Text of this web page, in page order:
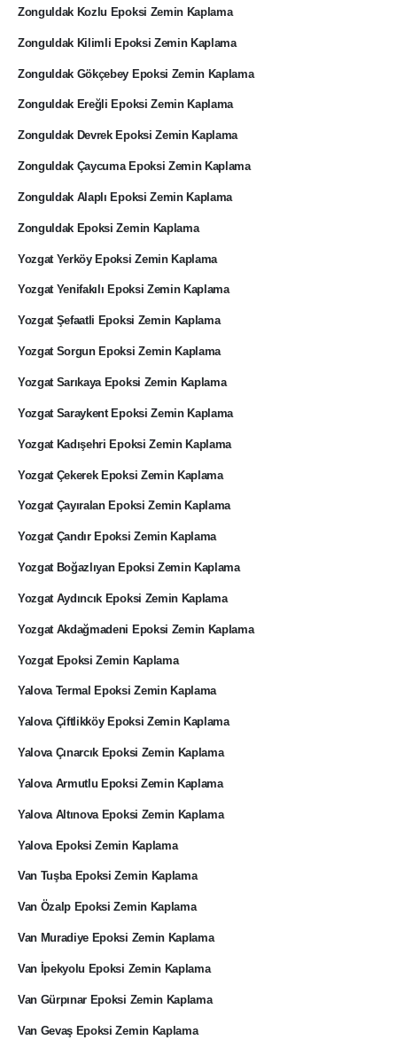
Zonguldak Kozlu Epoksi Zemin Kaplama
Zonguldak Kilimli Epoksi Zemin Kaplama
Zonguldak Gökçebey Epoksi Zemin Kaplama
Zonguldak Ereğli Epoksi Zemin Kaplama
Zonguldak Devrek Epoksi Zemin Kaplama
Zonguldak Çaycuma Epoksi Zemin Kaplama
Zonguldak Alaplı Epoksi Zemin Kaplama
Zonguldak Epoksi Zemin Kaplama
Yozgat Yerköy Epoksi Zemin Kaplama
Yozgat Yenifakılı Epoksi Zemin Kaplama
Yozgat Şefaatli Epoksi Zemin Kaplama
Yozgat Sorgun Epoksi Zemin Kaplama
Yozgat Sarıkaya Epoksi Zemin Kaplama
Yozgat Saraykent Epoksi Zemin Kaplama
Yozgat Kadışehri Epoksi Zemin Kaplama
Yozgat Çekerek Epoksi Zemin Kaplama
Yozgat Çayıralan Epoksi Zemin Kaplama
Yozgat Çandır Epoksi Zemin Kaplama
Yozgat Boğazlıyan Epoksi Zemin Kaplama
Yozgat Aydıncık Epoksi Zemin Kaplama
Yozgat Akdağmadeni Epoksi Zemin Kaplama
Yozgat Epoksi Zemin Kaplama
Yalova Termal Epoksi Zemin Kaplama
Yalova Çiftlikköy Epoksi Zemin Kaplama
Yalova Çınarcık Epoksi Zemin Kaplama
Yalova Armutlu Epoksi Zemin Kaplama
Yalova Altınova Epoksi Zemin Kaplama
Yalova Epoksi Zemin Kaplama
Van Tuşba Epoksi Zemin Kaplama
Van Özalp Epoksi Zemin Kaplama
Van Muradiye Epoksi Zemin Kaplama
Van İpekyolu Epoksi Zemin Kaplama
Van Gürpınar Epoksi Zemin Kaplama
Van Gevaş Epoksi Zemin Kaplama